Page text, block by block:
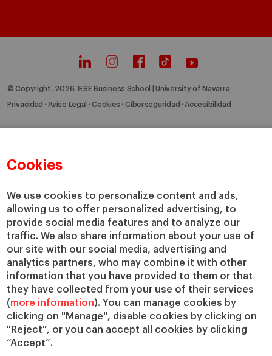
Cookies
We use cookies to personalize content and ads,
allowing us to offer personalized advertising, to
provide social media features and to analyze our
traffic. We also share information about your use of
our site with our social media, advertising and
analytics partners, who may combine it with other
information that you have provided to them or that
they have collected from your use of their services
(more information). You can manage cookies by
clicking on "Manage", disable cookies by clicking on
"Reject", or you can accept all cookies by clicking
“Accept”.
© Copyright, 2026. IESE Business School | University of Navarra
Privacidad Aviso Legal Cookies Ciberseguridad Accesibilidad